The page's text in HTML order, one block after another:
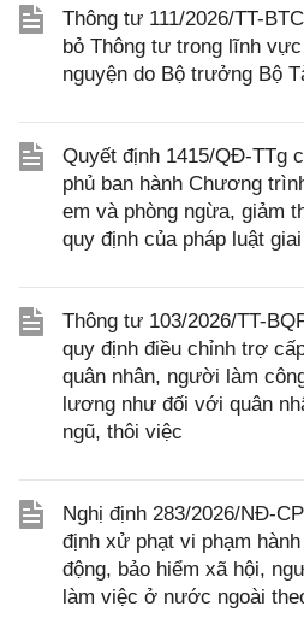
Thông tư 111/2026/TT-
bỏ Thông tư trong lĩnh
nguyện do Bộ trưởng Bộ
Quyết định 1415/QĐ-TTg
phủ ban hành Chương
em và phòng ngừa, giảm
quy định của pháp luật
Thông tư 103/2026/TT-
quy định điều chỉnh trợ
quân nhân, người làm
lương như đối với quân
ngũ, thôi việc
Nghị định 283/2026/NĐ-
định xử phạt vi phạm
động, bảo hiểm xã hội,
làm việc ở nước ngoài